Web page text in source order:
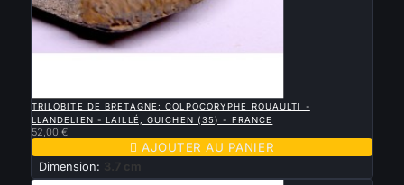
TRILOBITE DE BRETAGNE: COLPOCORYPHE ROUAULTI -
LLANDELIEN - LAILLÉ, GUICHEN (35) - FRANCE
52,00 €
 AJOUTER AU PANIER
Dimension: 3.7 cm